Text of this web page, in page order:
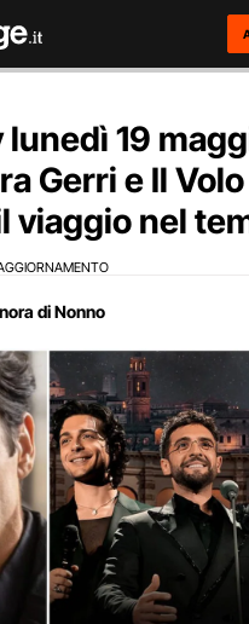
19
Gerri e Il
viaggio nel
di Nonno